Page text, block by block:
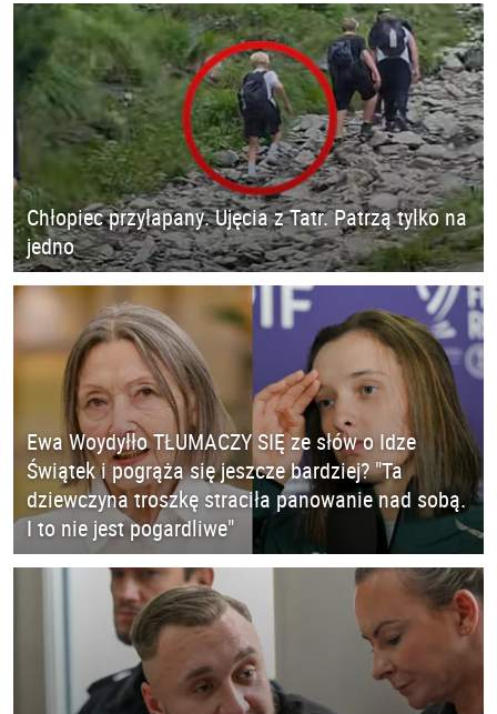
Chłopiec przyłapany. Ujęcia z Tatr. Patrzą tylko na
jedno
Ewa Woydyłło TŁUMACZY SIĘ ze słów o Idze
Świątek i pogrąża się jeszcze bardziej? "Ta
dziewczyna troszkę straciła panowanie nad sobą.
I to nie jest pogardliwe"